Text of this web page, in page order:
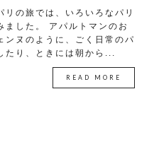
リの旅では、いろいろなパリ
ました。 アパルトマンのお
ンヌのように、ごく日常のパ
たり、ときには朝から...
READ MORE